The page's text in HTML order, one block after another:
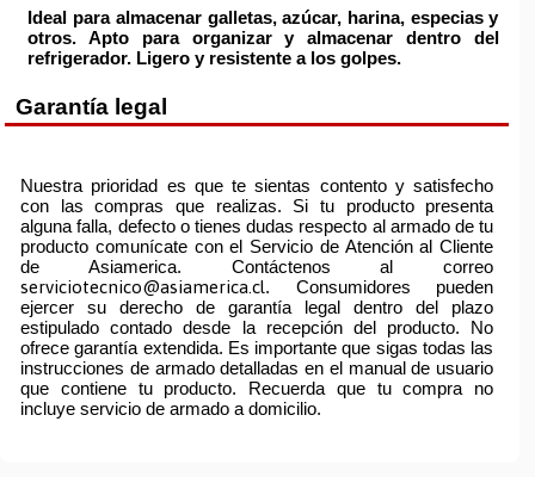
Ideal para almacenar galletas, azúcar, harina, especias y
otros.Apto para organizar y almacenar dentro del
refrigerador. Ligero y resistente a los golpes.
Garantía legal
Nuestra prioridad es que te sientas contento y satisfecho
con las compras que realizas. Si tu producto presenta
alguna falla, defecto o tienes dudas respecto al armado de tu
producto comunícate con el Servicio de Atención al Cliente
de Asiamerica. Contáctenos al correo
serviciotecnico@asiamerica.cl. Consumidores pueden
ejercer su derecho de garantía legal dentro del plazo
estipulado contado desde la recepción del producto. No
ofrece garantía extendida. Es importante que sigas todas las
instrucciones de armado detalladas en el manual de usuario
que contiene tu producto. Recuerda que tu compra no
incluye servicio de armado a domicilio.